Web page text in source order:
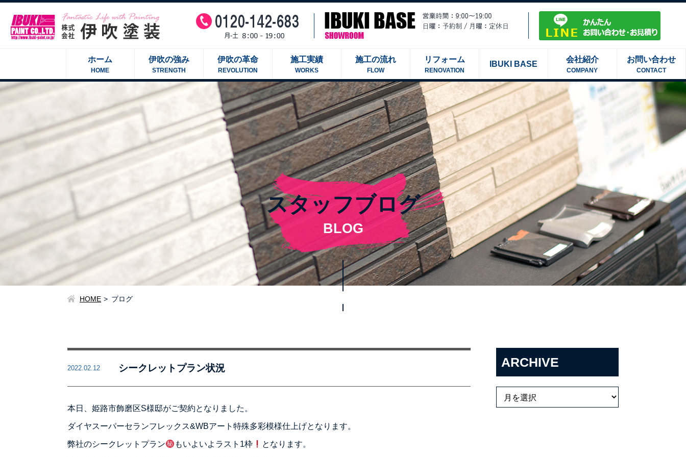
ホーム
HOME
伊吹の強み
STRENGTH
伊吹の革命
REVOLUTION
施工実績
WORKS
施工の流れ
FLOW
リフォーム
RENOVATION
IBUKI BASE
会社紹介
COMPANY
お問い合わせ
CONTACT
スタッフブログ
BLOG
HOME ブログ
2022.02.12 シークレットプラン状況
本日、姫路市飾磨区S様邸がご契約となりました。
ダイヤスーパーセランフレックス&WBアート特殊多彩模様仕上げとなります。
弊社のシークレットプラン もいよいよラスト1枠 となります。
ARCHIVE